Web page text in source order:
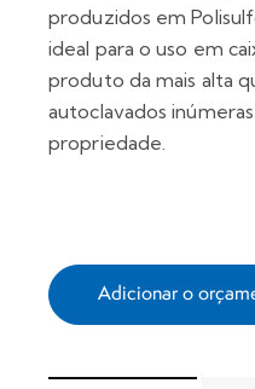
produzidos em
ideal para o uso em
produto da mais alta
autoclavados
propriedade.
Adicionar o